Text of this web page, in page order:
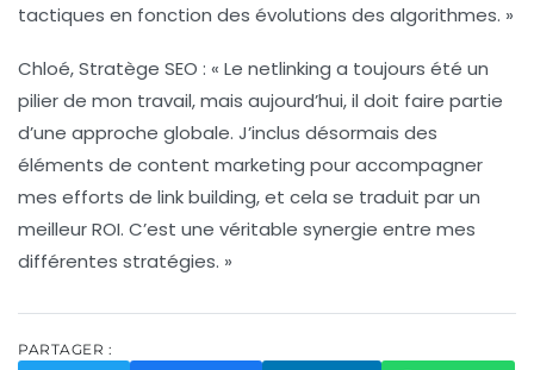
tactiques en fonction des évolutions des algorithmes. »
Chloé, Stratège SEO : « Le netlinking a toujours été un
pilier de mon travail, mais aujourd’hui, il doit faire partie
d’une approche globale. J’inclus désormais des
éléments de content marketing pour accompagner
mes efforts de link building, et cela se traduit par un
meilleur ROI. C’est une véritable synergie entre mes
différentes stratégies. »
PARTAGER :